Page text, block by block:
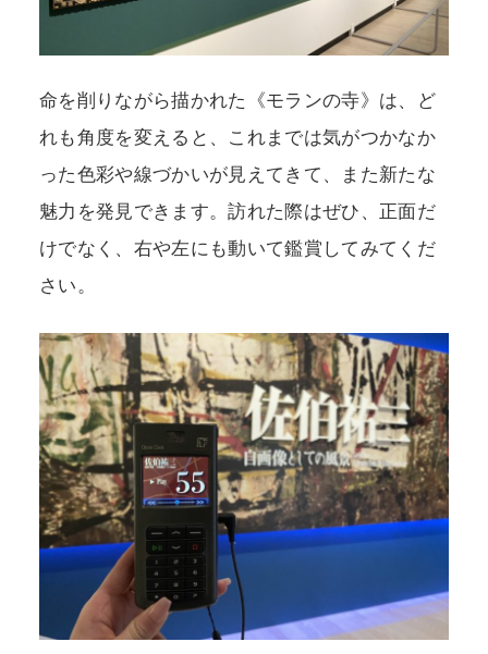
命を削りながら描かれた《モランの寺》は、ど
れも角度を変えると、これまでは気がつかなか
った色彩や線づかいが見えてきて、また新たな
魅力を発見できます。訪れた際はぜひ、正面だ
けでなく、右や左にも動いて鑑賞してみてくだ
さい。